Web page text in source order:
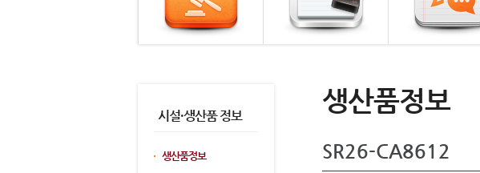
시설·생산품 정보
생산품정보
생산품정보
SR26-CA8612